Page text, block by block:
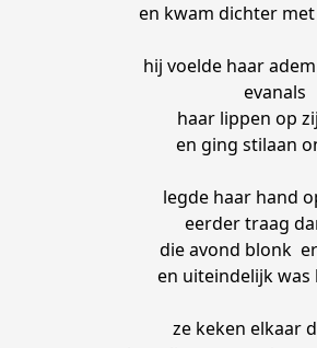
en kwam dichter
hij voelde haar
evanals
haar lippen op
en ging stilaan
legde haar hand
eerder traag
die avond blonk
en uiteindelijk was
ze keken elkaar